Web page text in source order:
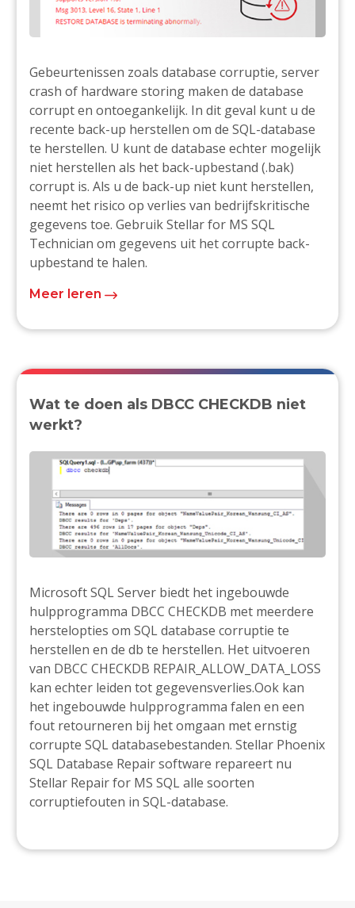
Gebeurtenissen zoals database corruptie, server
crash of hardware storing maken de database
corrupt en ontoegankelijk. In dit geval kunt u de
recente back-up herstellen om de SQL-database
te herstellen. U kunt de database echter mogelijk
niet herstellen als het back-upbestand (.bak)
corrupt is. Als u de back-up niet kunt herstellen,
neemt het risico op verlies van bedrijfskritische
gegevens toe. Gebruik Stellar for MS SQL
Technician om gegevens uit het corrupte back-
upbestand te halen.
Meer leren
Wat te doen als DBCC CHECKDB niet
werkt?
Microsoft SQL Server biedt het ingebouwde
hulpprogramma DBCC CHECKDB met meerdere
herstelopties om SQL database corruptie te
herstellen en de db te herstellen. Het uitvoeren
van DBCC CHECKDB REPAIR_ALLOW_DATA_LOSS
kan echter leiden tot gegevensverlies.Ook kan
het ingebouwde hulpprogramma falen en een
fout retourneren bij het omgaan met ernstig
corrupte SQL databasebestanden. Stellar Phoenix
SQL Database Repair software repareert nu
Stellar Repair for MS SQL alle soorten
corruptiefouten in SQL-database.